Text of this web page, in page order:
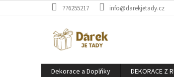
na
776255217 info@darekjetady.cz
Dekorace a Doplňky DEKORACE Z